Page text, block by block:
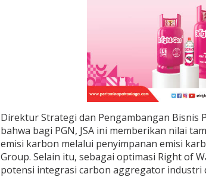
Direktur Strategi dan Pengambangan Bisnis
bahwa bagi PGN, JSA ini memberikan nilai
emisi karbon melalui penyimpanan emisi
Group. Selain itu, sebagai optimasi Right of
potensi integrasi carbon aggregator industri